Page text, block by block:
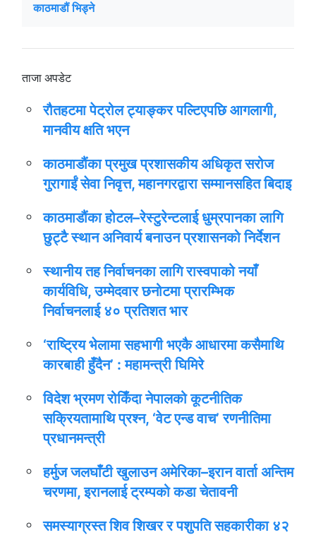
काठमाडौं भिड्ने
ताजा अपडेट
रौतहटमा पेट्रोल ट्याङ्कर पल्टिएपछि आगलागी,
मानवीय क्षति भएन
काठमाडौंका प्रमुख प्रशासकीय अधिकृत सरोज
गुरागाईं सेवा निवृत्त, महानगरद्वारा सम्मानसहित बिदाइ
काठमाडौंका होटल–रेस्टुरेन्टलाई धुम्रपानका लागि
छुट्टै स्थान अनिवार्य बनाउन प्रशासनको निर्देशन
स्थानीय तह निर्वाचनका लागि रास्वपाको नयाँ
कार्यविधि, उम्मेदवार छनोटमा प्रारम्भिक
निर्वाचनलाई ४० प्रतिशत भार
‘राष्ट्रिय भेलामा सहभागी भएकै आधारमा कसैमाथि
कारबाही हुँदैन’ : महामन्त्री घिमिरे
विदेश भ्रमण रोकिँदा नेपालको कूटनीतिक
सक्रियतामाथि प्रश्न, ‘वेट एन्ड वाच’ रणनीतिमा
प्रधानमन्त्री
हर्मुज जलघाँटी खुलाउन अमेरिका–इरान वार्ता अन्तिम
चरणमा, इरानलाई ट्रम्पको कडा चेतावनी
समस्याग्रस्त शिव शिखर र पशुपति सहकारीका ४२